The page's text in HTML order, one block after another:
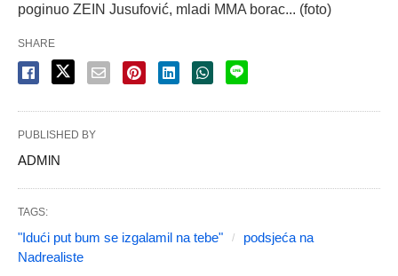
poginuo ZEIN Jusufović, mladi MMA borac... (foto)
SHARE
PUBLISHED BY
ADMlN
TAGS:
"Idući put bum se izgalamil na tebe"
podsjeća na
Nadrealiste